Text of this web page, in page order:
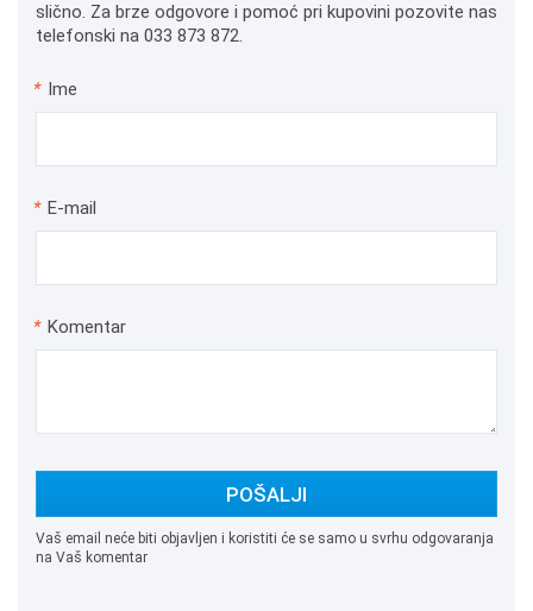
slično. Za brze odgovore i pomoć pri kupovini pozovite nas
telefonski na 033 873 872.
* Ime
* E-mail
* Komentar
POŠALJI
Vaš email neće biti objavljen i koristiti će se samo u svrhu odgovaranja
na Vaš komentar